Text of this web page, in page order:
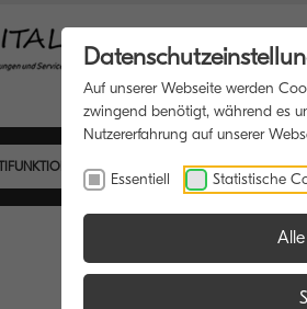
SOFTWARE BLOG
Auf unserer Webseite werden
zwingend benötigt, während es
Nutzererfahrung auf unserer
Essentiell Statistische